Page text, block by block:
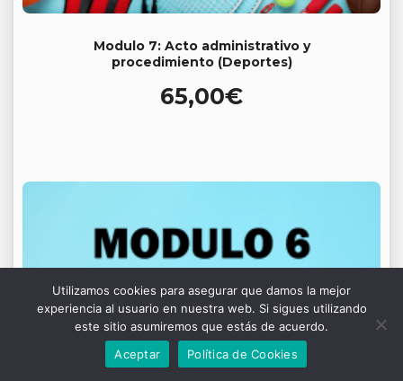
Modulo 7: Acto administrativo y
procedimiento (Deportes)
65,00€
Utilizamos cookies para asegurar que damos la mejor
experiencia al usuario en nuestra web. Si sigues utilizando
este sitio asumiremos que estás de acuerdo.
Aceptar
Política de Cookies